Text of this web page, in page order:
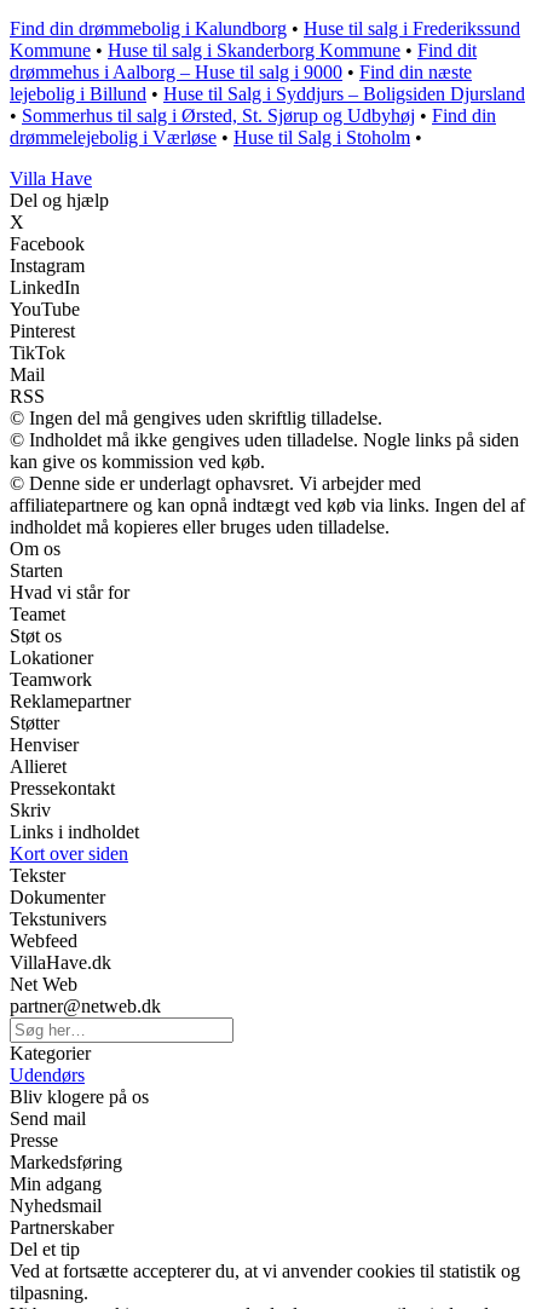
Find din drømmebolig i Kalundborg • Huse til salg i Frederikssund
Kommune • Huse til salg i Skanderborg Kommune • Find dit
drømmehus i Aalborg – Huse til salg i 9000 • Find din næste
lejebolig i Billund • Huse til Salg i Syddjurs – Boligsiden Djursland
• Sommerhus til salg i Ørsted, St. Sjørup og Udbyhøj • Find din
drømmelejebolig i Værløse • Huse til Salg i Stoholm •
Villa Have
Del og hjælp
X
Facebook
Instagram
LinkedIn
YouTube
Pinterest
TikTok
Mail
RSS
© Ingen del må gengives uden skriftlig tilladelse.
© Indholdet må ikke gengives uden tilladelse. Nogle links på siden
kan give os kommission ved køb.
© Denne side er underlagt ophavsret. Vi arbejder med
affiliatepartnere og kan opnå indtægt ved køb via links. Ingen del af
indholdet må kopieres eller bruges uden tilladelse.
Om os
Starten
Hvad vi står for
Teamet
Støt os
Lokationer
Teamwork
Reklamepartner
Støtter
Henviser
Allieret
Pressekontakt
Skriv
Links i indholdet
Kort over siden
Tekster
Dokumenter
Tekstunivers
Webfeed
VillaHave.dk
Net Web
partner@netweb.dk
Kategorier
Udendørs
Bliv klogere på os
Send mail
Presse
Markedsføring
Min adgang
Nyhedsmail
Partnerskaber
Del et tip
Ved at fortsætte accepterer du, at vi anvender cookies til statistik og
tilpasning.